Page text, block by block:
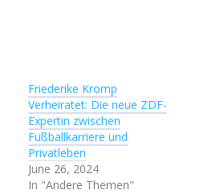
Friederike Kromp
Verheiratet: Die neue ZDF-
Expertin zwischen
Fußballkarriere und
Privatleben
June 26, 2024
In "Andere Themen"